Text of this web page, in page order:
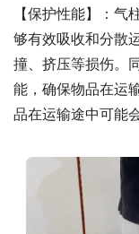
【保护性能】：
够有效吸收和分散
撞、挤压等损伤。
能，确保物品在运
品在运输途中可能